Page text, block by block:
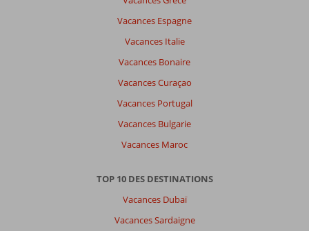
Vacances Espagne
Vacances Italie
Vacances Bonaire
Vacances Curaçao
Vacances Portugal
Vacances Bulgarie
Vacances Maroc
TOP 10 DES DESTINATIONS
Vacances Dubaï
Vacances Sardaigne